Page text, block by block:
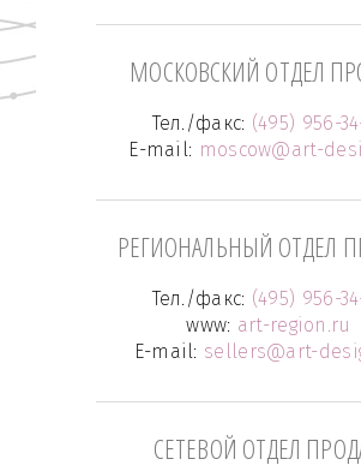
МОСКОВСКИЙ ОТДЕЛ
Тел./факс: (495) 956-
E-mail: moscow@art-
РЕГИОНАЛЬНЫЙ ОТДЕЛ
Тел./факс: (495) 956-
www: art-region.ru
E-mail: sellers@art-
СЕТЕВОЙ ОТДЕЛ